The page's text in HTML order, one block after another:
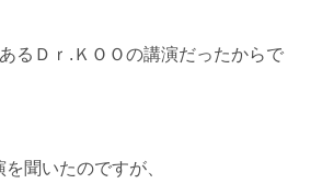
るＤｒ.ＫＯＯの講演だったからで
聞いたのですが、